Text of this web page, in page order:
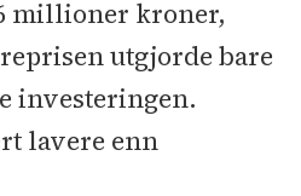
millioner kroner,
utgjorde bare
investeringen.
lavere enn